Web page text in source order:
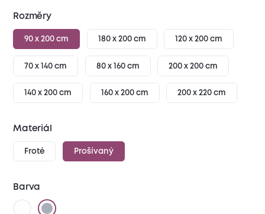
Rozměry
90 x 200 cm 180 x 200 cm 120 x 200 cm
70 x 140 cm 80 x 160 cm 200 x 200 cm
140 x 200 cm 160 x 200 cm 200 x 220 cm
Materiál
Froté Prošívaný
Barva